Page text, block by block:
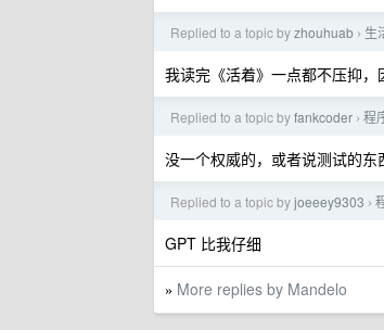
Replied to a topic byzhouhuab › 生
我读完《活着》一点都不压抑，
Replied to a topic byfankcoder › 程
没一个权威的，或者说测试的东
Replied to a topic byjoeeey9303 ›
GPT 比我仔细
» More replies by Mandelo